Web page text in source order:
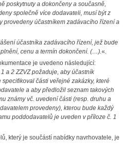
poskytnuty a dokončeny a současně,
společně více dodavateli, musí být z
provedeny účastníkem zadávacího řízení a
účastníka zadávacího řízení, jež bude
cenu a termín dokončení. (…).«.
je uvedeno následující:
a 2 ZZVZ požaduje, aby účastník
části veřejné zakázky, které
a aby předložil seznam takových
známy vč. uvedení části (resp. druhu a
provedeny), kterou bude každý
poddodavatelů je uveden v příloze č. 1
je součástí nabídky navrhovatele, je